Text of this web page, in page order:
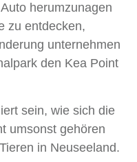
herumzunagen
zu entdecken,
unternehmen
den Kea Point
sein, wie sich die
umsonst gehören
in Neuseeland.